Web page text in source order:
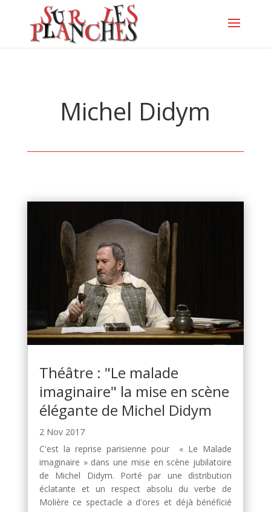
Michel Didym
Théâtre : "Le malade
imaginaire" la mise en scène
élégante de Michel Didym
2 Nov 2017
C'est la reprise parisienne pour « Le Malade
imaginaire » dans une mise en scène jubilatoire
de Michel Didym. Porté par une distribution
éclatante et un respect absolu du verbe de
Molière ce spectacle a d'ores et déjà bénéficié